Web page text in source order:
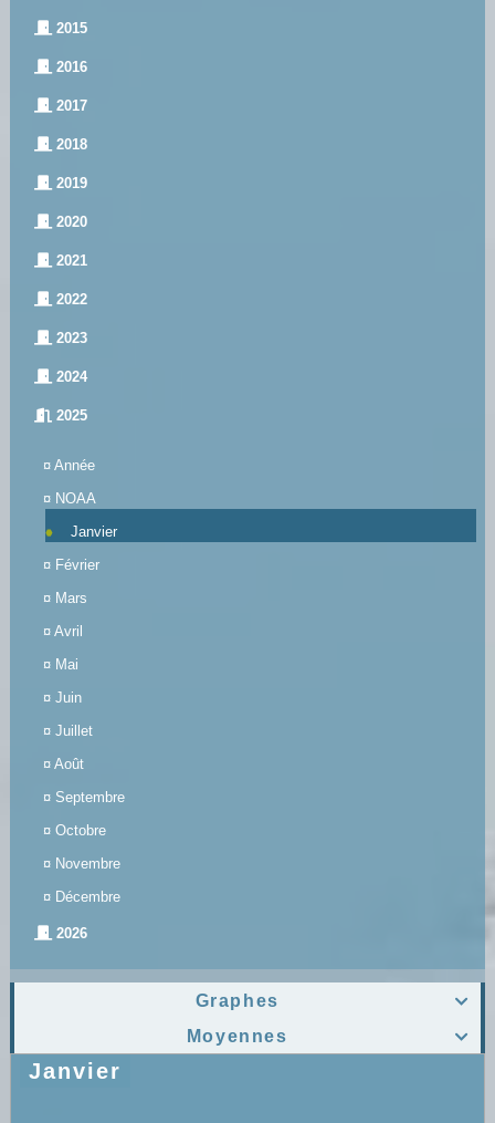
2015
2016
2017
2018
2019
2020
2021
2022
2023
2024
2025
¤ Année
¤ NOAA
Janvier
¤ Février
¤ Mars
¤ Avril
¤ Mai
¤ Juin
¤ Juillet
¤ Août
¤ Septembre
¤ Octobre
¤ Novembre
¤ Décembre
2026

Graphes

Moyennes
Janvier